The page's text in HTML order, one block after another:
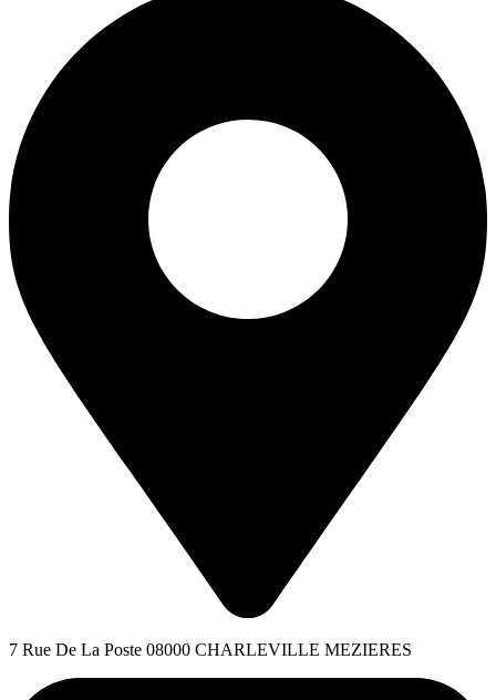
7 Rue De La Poste 08000 CHARLEVILLE MEZIERES